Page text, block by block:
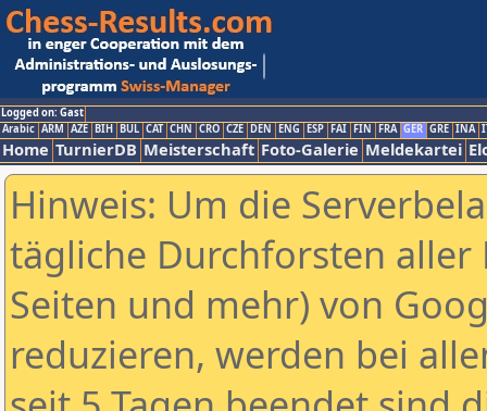
Logged on: Gast
Arabic ARM AZE BIH BUL CAT CHN CRO CZE DEN ENG ESP FAI FIN FRA GER GRE INA
Home TurnierDB Meisterschaft Foto-Galerie Meldekartei
Hinweis: Um die
tägliche Durchforsten aller
Seiten und mehr) von
reduzieren, werden bei